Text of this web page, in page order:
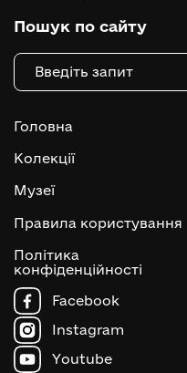
Пошук по сайту
Головна
Колекції
Музеї
Правила користування
Політика
конфіденційності
Facebook
Instagram
Youtube